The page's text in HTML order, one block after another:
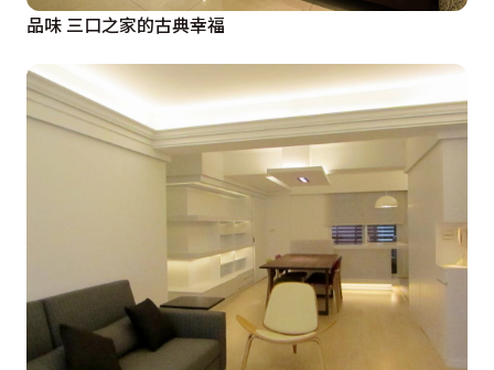
品味 三口之家的古典幸福